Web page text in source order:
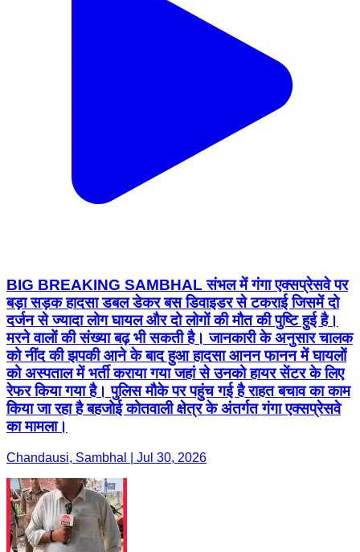
BIG BREAKING SAMBHAL संभल में गंगा एक्सप्रेसवे पर
बड़ा सड़क हादसा डबल डेकर बस डिवाइडर से टकराई जिसमें दो
दर्जन से ज्यादा लोग घायल और दो लोगों की मौत की पुष्टि हुई है।
मरने वालों की संख्या बढ़ भी सकती है। जानकारी के अनुसार चालक
को नींद की झपकी आने के बाद हुआ हादसा आनन फानन में घायलों
को अस्पताल में भर्ती कराया गया जहां से उनको हायर सेंटर के लिए
रेफर किया गया है। पुलिस मौके पर पहुंच गई है राहत बचाव का काम
किया जा रहा है बहजोई कोतवाली क्षेत्र के अंतर्गत गंगा एक्सप्रेसवे
का मामला।
Chandausi, Sambhal | Jul 30, 2026